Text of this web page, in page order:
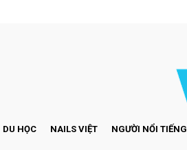
DU HỌC NAILS VIỆT NGƯỜI NỔI TIẾNG